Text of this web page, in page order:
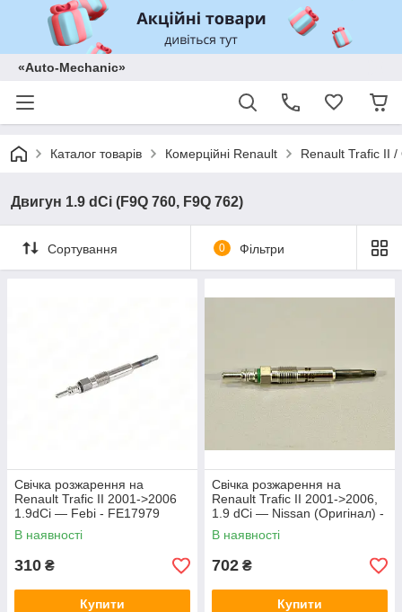
«Auto-Mechanic»
Каталог товарів Комерційні Renault Renault Trafic II
Двигун 1.9 dCi (F9Q 760, F9Q 762)
Сортування 0 Фільтри
Свічка розжарення на
Renault Trafic II 2001->2006
1.9dCi — Febi - FE17979
В наявності
310 ₴
Купити
Свічка розжарення на
Renault Trafic II 2001->2006,
1.9 dCi — Nissan (Оригінал) -
11065-00QAF
В наявності
702 ₴
Купити